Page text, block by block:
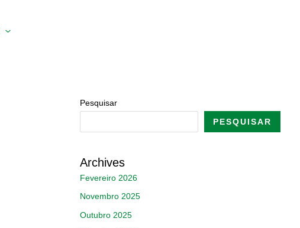
Pesquisar
PESQUISAR
Archives
Fevereiro 2026
Novembro 2025
Outubro 2025